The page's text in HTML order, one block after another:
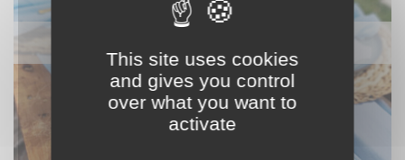
This site uses cookies
and gives you control
over what you want to
activate